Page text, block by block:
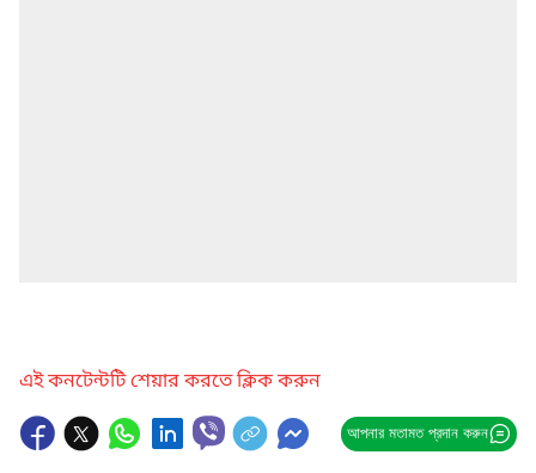
এই কনটেন্টটি শেয়ার করতে ক্লিক করুন
আপনার মতামত প্রদান করুন